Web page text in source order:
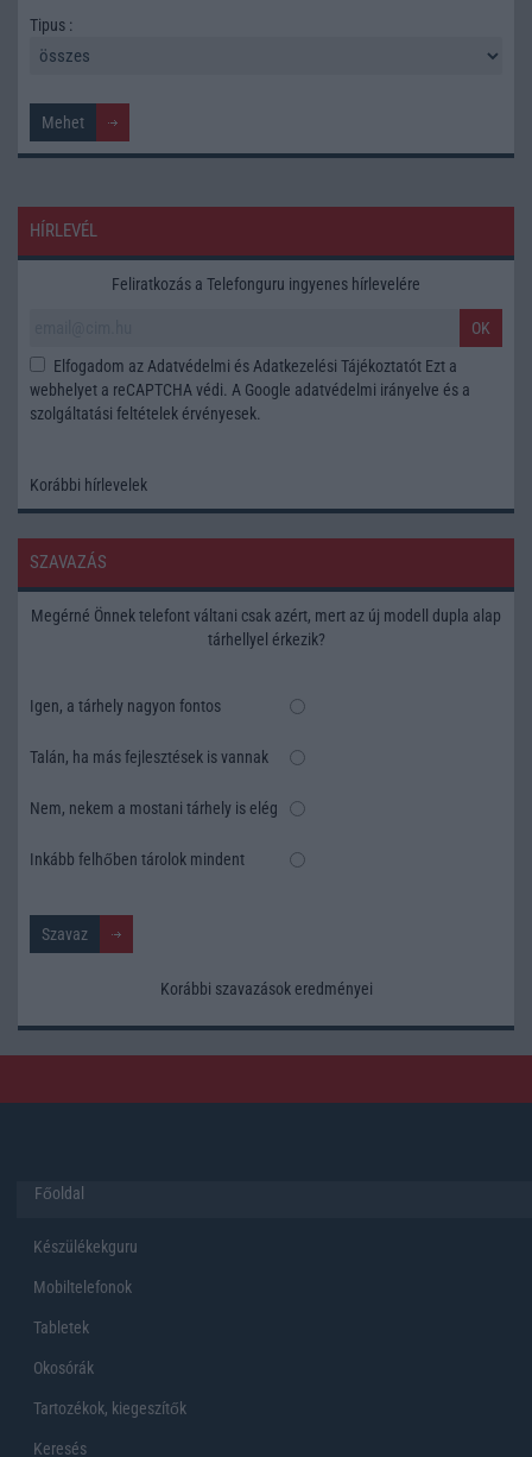
Tipus :
HÍRLEVÉL
Feliratkozás a Telefonguru ingyenes hírlevelére
OK
Elfogadom az Adatvédelmi és Adatkezelési Tájékoztatót Ezt a
webhelyet a reCAPTCHA védi. A Google adatvédelmi irányelve és a
szolgáltatási feltételek érvényesek.
Korábbi hírlevelek
SZAVAZÁS
Megérné Önnek telefont váltani csak azért, mert az új modell dupla alap
tárhellyel érkezik?
Igen, a tárhely nagyon fontos
Talán, ha más fejlesztések is vannak
Nem, nekem a mostani tárhely is elég
Inkább felhőben tárolok mindent
Korábbi szavazások eredményei
Főoldal
Készülékekguru
Mobiltelefonok
Tabletek
Okosórák
Tartozékok, kiegeszítők
Keresés